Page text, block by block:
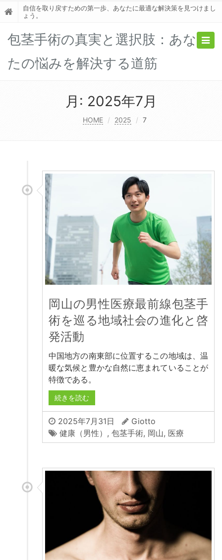
自信を取り戻すための第一歩、あなたに最適な解決策を見つけまし
ょう。
包茎手術の真実と選択肢：あな
たの悩みを解決する道筋
月: 2025年7月
HOME 2025 7
岡山の男性医療最前線包茎手
術を巡る地域社会の進化と啓
発活動
中国地方の南東部に位置するこの地域は、温
暖な気候と豊かな自然に恵まれていることが
特徴である。
続きを読む
2025年7月31日
Giotto
健康（男性） , 包茎手術, 岡山, 医療